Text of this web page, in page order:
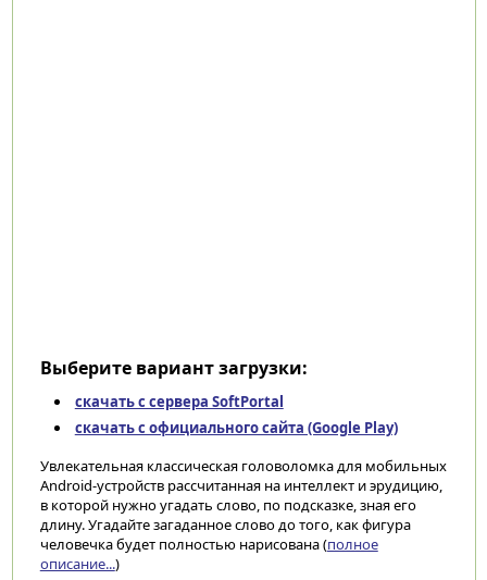
Выберите вариант загрузки:
скачать с сервера SoftPortal
скачать с официального сайта (Google Play)
Увлекательная классическая головоломка для мобильных
Android-устройств рассчитанная на интеллект и эрудицию,
в которой нужно угадать слово, по подсказке, зная его
длину. Угадайте загаданное слово до того, как фигура
человечка будет полностью нарисована (полное
описание...)